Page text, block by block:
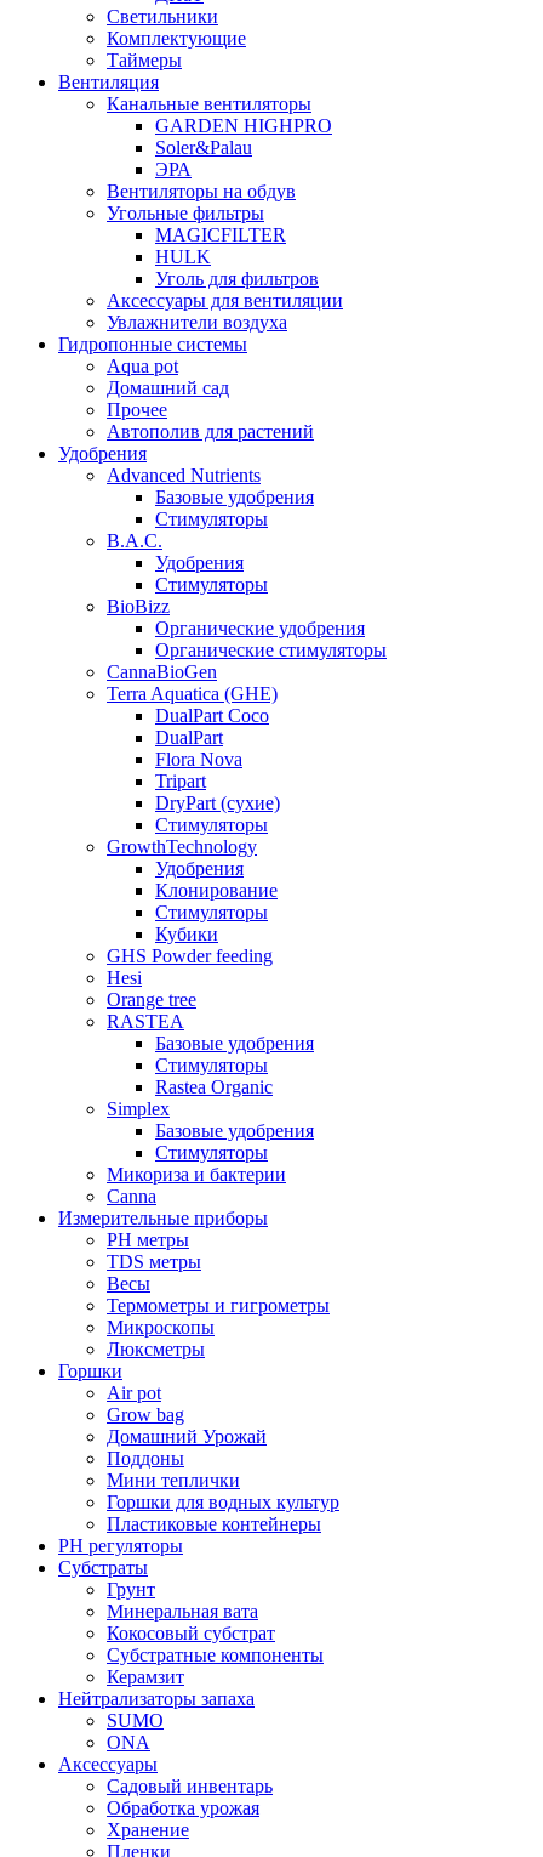
Светильники
Комплектующие
Таймеры
Вентиляция
Канальные вентиляторы
GARDEN HIGHPRO
Soler&Palau
ЭРА
Вентиляторы на обдув
Угольные фильтры
MAGICFILTER
HULK
Уголь для фильтров
Аксессуары для вентиляции
Увлажнители воздуха
Гидропонные системы
Aqua pot
Домашний сад
Прочее
Автополив для растений
Удобрения
Advanced Nutrients
Базовые удобрения
Стимуляторы
B.A.C.
Удобрения
Стимуляторы
BioBizz
Органические удобрения
Органические стимуляторы
CannaBioGen
Terra Aquatica (GHE)
DualPart Coco
DualPart
Flora Nova
Tripart
DryPart (сухие)
Стимуляторы
GrowthTechnology
Удобрения
Клонирование
Стимуляторы
Кубики
GHS Powder feeding
Hesi
Orange tree
RASTEA
Базовые удобрения
Стимуляторы
Rastea Organic
Simplex
Базовые удобрения
Стимуляторы
Микориза и бактерии
Canna
Измерительные приборы
PH метры
TDS метры
Весы
Термометры и гигрометры
Микроскопы
Люксметры
Горшки
Air pot
Grow bag
Домашний Урожай
Поддоны
Мини теплички
Горшки для водных культур
Пластиковые контейнеры
PH регуляторы
Субстраты
Грунт
Минеральная вата
Кокосовый субстрат
Субстратные компоненты
Керамзит
Нейтрализаторы запаха
SUMO
ONA
Аксессуары
Садовый инвентарь
Обработка урожая
Хранение
Пленки